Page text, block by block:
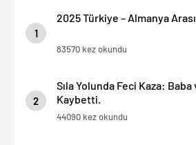
1
2025 Türkiye – Almanya
83570 kez okundu
2
Sıla Yolunda Feci Kaza: Baba
Kaybetti.
44090 kez okundu